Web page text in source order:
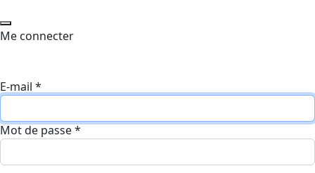
Me connecter
E-mail *
Mot de passe*